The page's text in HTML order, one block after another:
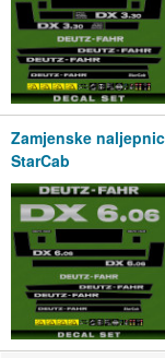
Zamjenske
StarCab